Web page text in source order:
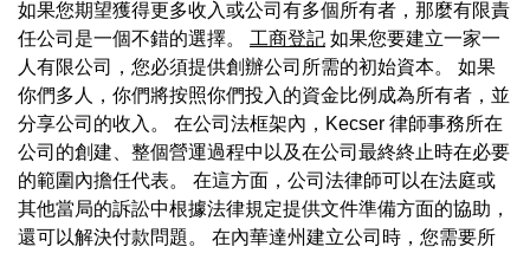
如果您期望獲得更多收入或公司有多個所有者，那麼有限責
任公司是一個不錯的選擇。 工商登記 如果您要建立一家一
人有限公司，您必須提供創辦公司所需的初始資本。 如果
你們多人，你們將按照你們投入的資金比例成為所有者，並
分享公司的收入。 在公司法框架內，Kecser 律師事務所在
公司的創建、整個營運過程中以及在公司最終終止時在必要
的範圍內擔任代表。 在這方面，公司法律師可以在法庭或
其他當局的訴訟中根據法律規定提供文件準備方面的協助，
還可以解決付款問題。 在內華達州建立公司時，您需要所